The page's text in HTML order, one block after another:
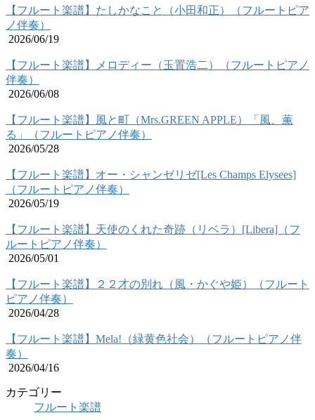
【フルート楽譜】たしかなこと（小田和正）（フルートピア
ノ伴奏）
2026/06/19
【フルート楽譜】メロディー（玉置浩二）（フルートピアノ
伴奏）
2026/06/08
【フルート楽譜】風と町（Mrs.GREEN APPLE）「風、薫
る」（フルートピアノ伴奏）
2026/05/28
【フルート楽譜】オー・シャンゼリゼ[Les Champs Elysees]
（フルートピアノ伴奏）
2026/05/19
【フルート楽譜】天使のくれた奇跡（リベラ）[Libera]（フ
ルートピアノ伴奏）
2026/05/01
【フルート楽譜】２２才の別れ（風・かぐや姫）（フルート
ピアノ伴奏）
2026/04/28
【フルート楽譜】Mela!（緑黄色社会）（フルートピアノ伴
奏）
2026/04/16
カテゴリー
フルート楽譜